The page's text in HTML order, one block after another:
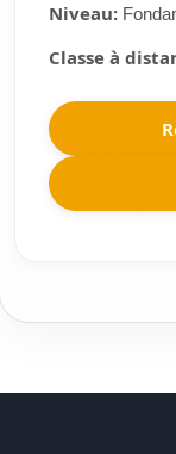
Niveau:
Classe à